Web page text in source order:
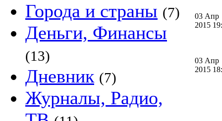
Города и страны (7)
Деньги, Финансы
(13)
Дневник (7)
Журналы, Радио,
03 Апр
2015
03 Апр
2015